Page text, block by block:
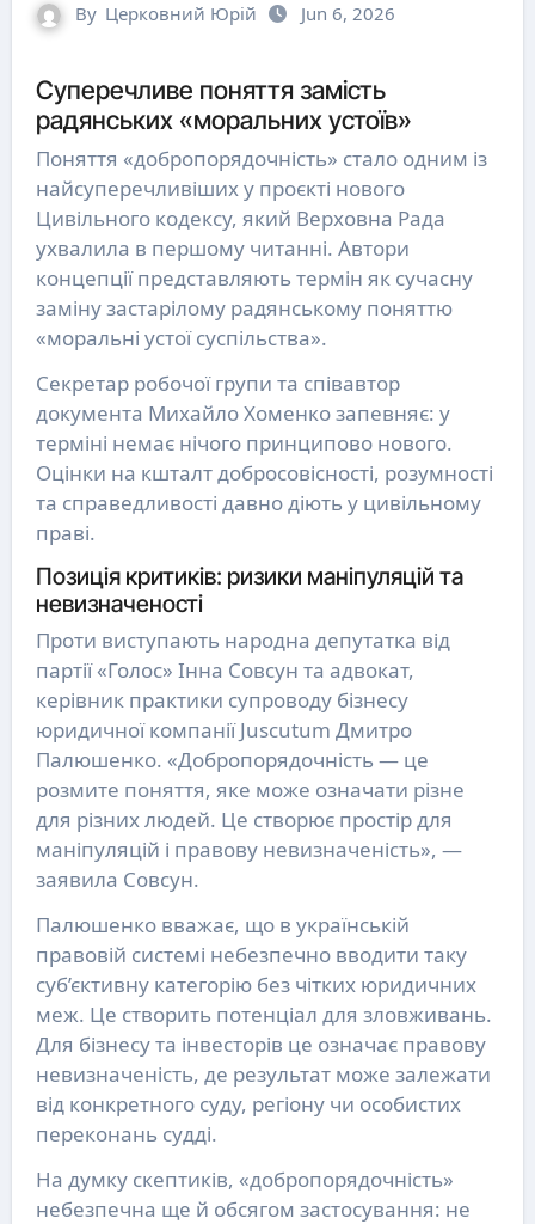
By Церковний Юрій Jun 6, 2026
Суперечливе поняття замість
радянських «моральних устоїв»
Поняття «добропорядочність» стало одним із
найсуперечливіших у проєкті нового
Цивільного кодексу, який Верховна Рада
ухвалила в першому читанні. Автори
концепції представляють термін як сучасну
заміну застарілому радянському поняттю
«моральні устої суспільства».
Секретар робочої групи та співавтор
документа Михайло Хоменко запевняє: у
терміні немає нічого принципово нового.
Оцінки на кшталт добросовісності, розумності
та справедливості давно діють у цивільному
праві.
Позиція критиків: ризики маніпуляцій та
невизначеності
Проти виступають народна депутатка від
партії «Голос» Інна Совсун та адвокат,
керівник практики супроводу бізнесу
юридичної компанії Juscutum Дмитро
Палюшенко. «Добропорядочність — це
розмите поняття, яке може означати різне
для різних людей. Це створює простір для
маніпуляцій і правову невизначеність», —
заявила Совсун.
Палюшенко вважає, що в українській
правовій системі небезпечно вводити таку
суб’єктивну категорію без чітких юридичних
меж. Це створить потенціал для зловживань.
Для бізнесу та інвесторів це означає правову
невизначеність, де результат може залежати
від конкретного суду, регіону чи особистих
переконань судді.
На думку скептиків, «добропорядочність»
небезпечна ще й обсягом застосування: не